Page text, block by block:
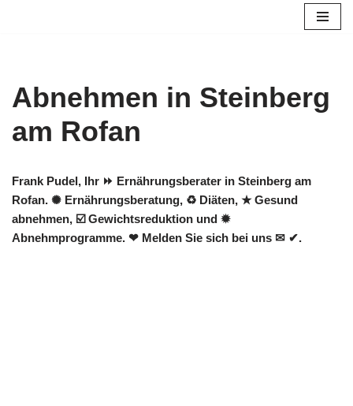
Abnehmen in Steinberg
am Rofan
Frank Pudel, Ihr ⏩ Ernährungsberater in Steinberg am
Rofan. ✺ Ernährungsberatung, ♻ Diäten, ★ Gesund
abnehmen, ☑️ Gewichtsreduktion und ✹
Abnehmprogramme. ❤ Melden Sie sich bei uns ✉ ✔.